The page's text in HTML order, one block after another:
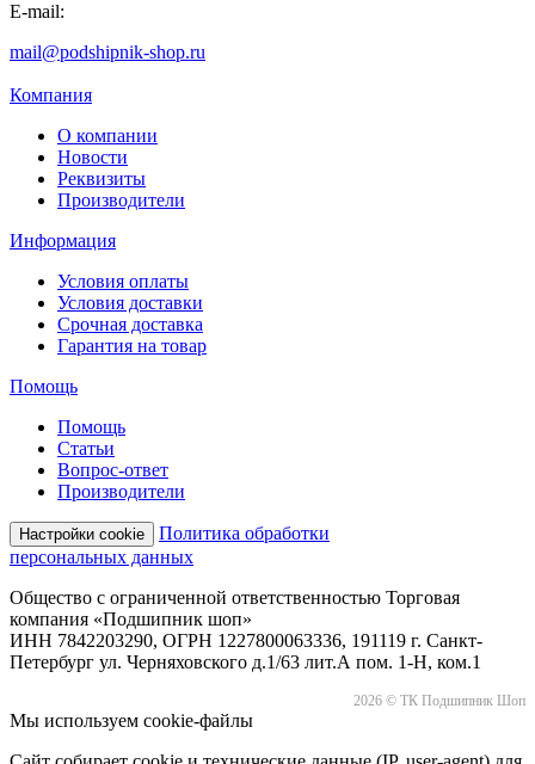
E-mail:
mail@podshipnik-shop.ru
Компания
О компании
Новости
Реквизиты
Производители
Информация
Условия оплаты
Условия доставки
Срочная доставка
Гарантия на товар
Помощь
Помощь
Статьи
Вопрос-ответ
Производители
Настройки cookie
Политика обработки
персональных данных
Общество с ограниченной ответственностью Торговая
компания «Подшипник шоп»
ИНН 7842203290, ОГРН 1227800063336, 191119 г. Санкт-
Петербург ул. Черняховского д.1/63 лит.А пом. 1-Н, ком.1
2026 © ТК Подшипник Шоп
Мы используем cookie-файлы